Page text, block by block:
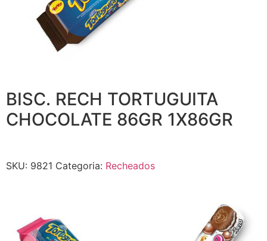
BISC. RECH TORTUGUITA
CHOCOLATE 86GR 1X86GR
SKU: 9821 Categoria: Recheados